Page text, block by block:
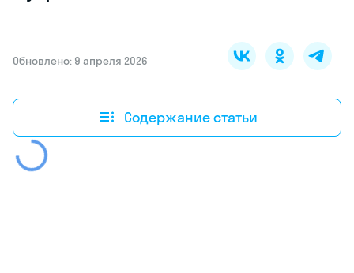
Обновлено: 9 апреля 2026
Содержание статьи